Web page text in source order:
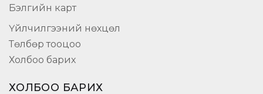
Бэлгийн карт
Үйлчилгээний нөхцөл
Төлбөр тооцоо
Холбоо барих
ХОЛБОО БАРИХ